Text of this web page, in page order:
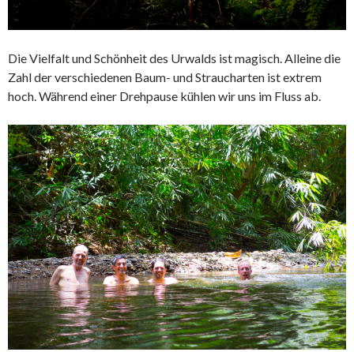
Die Vielfalt und Schönheit des Urwalds ist magisch. Alleine die
Zahl der verschiedenen Baum- und Straucharten ist extrem
hoch. Während einer Drehpause kühlen wir uns im Fluss ab.